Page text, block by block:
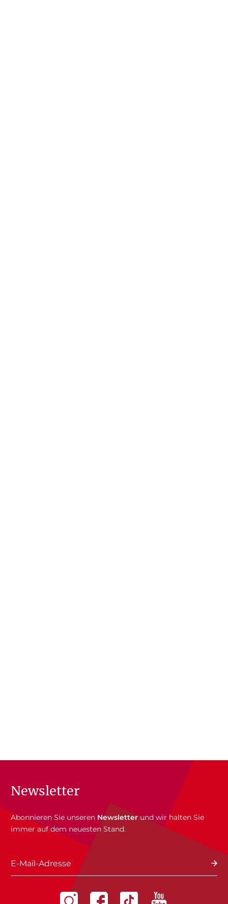
Newsletter
Abonnieren Sie unseren Newsletterund wir halten Sie
immer auf dem neuesten Stand.
E-Mail-Adresse